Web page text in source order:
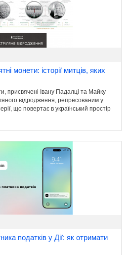
монети: історії митців, яких
присвячені Івану Падалці та Майку
відродження, репресованим у
що повертає в український простір
податків у Дії: як отримати